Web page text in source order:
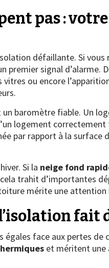
pas :
défaillante. Si vous
premier signal d’alarme.
ou encore
baromètre fiable. Un
logement
par rapport à la surface
Si la neige fond
trahit d’importantes
mérite une
fait
face aux pertes de
et méritent